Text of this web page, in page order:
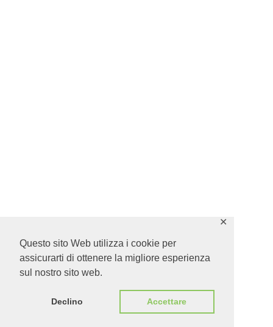
Questo sito Web utilizza i cookie per
assicurarti di ottenere la migliore esperienza
sul nostro sito web.
Declino Accettare
✕